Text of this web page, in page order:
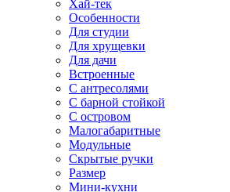
Хай-тек
Особенности
Для студии
Для хрущевки
Для дачи
Встроенные
С антресолями
С барной стойкой
С островом
Малогабаритные
Модульные
Скрытые ручки
Размер
Мини-кухни